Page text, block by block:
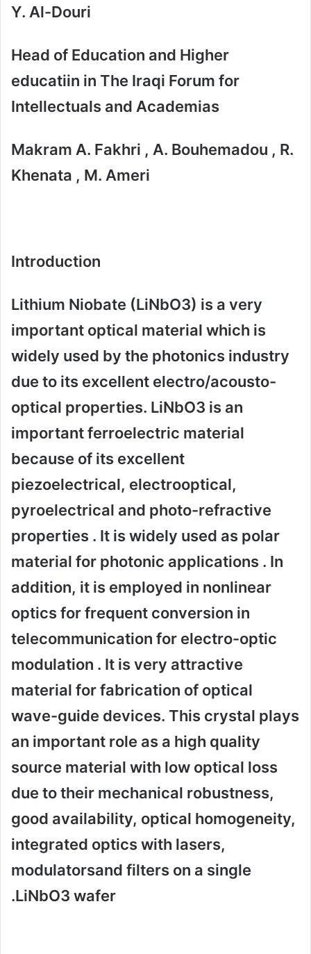
Y. Al-Douri
Head of Education and Higher
educatiin in The Iraqi Forum for
Intellectuals and Academias
Makram A. Fakhri , A. Bouhemadou , R.
Khenata , M. Ameri
Introduction
Lithium Niobate (LiNbO3) is a very
important optical material which is
widely used by the photonics industry
due to its excellent electro/acousto-
optical properties. LiNbO3 is an
important ferroelectric material
because of its excellent
piezoelectrical, electrooptical,
pyroelectrical and photo-refractive
properties . It is widely used as polar
material for photonic applications . In
addition, it is employed in nonlinear
optics for frequent conversion in
telecommunication for electro-optic
modulation . It is very attractive
material for fabrication of optical
wave-guide devices. This crystal plays
an important role as a high quality
source material with low optical loss
due to their mechanical robustness,
good availability, optical homogeneity,
integrated optics with lasers,
modulatorsand filters on a single
LiNbO3 wafer.